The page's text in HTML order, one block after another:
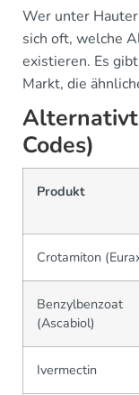
Wer unter
sich oft, welche
existieren. Es
Markt, die
Codes)
Produkt
Crotamiton
Benzylbenzoat
(Ascabiol)
Ivermectin